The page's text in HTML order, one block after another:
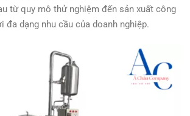
từ quy mô thử nghiệm đến sản xuất công
đa dạng nhu cầu của doanh nghiệp.